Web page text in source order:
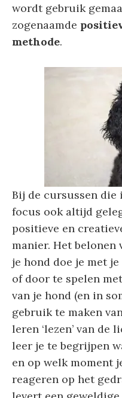
wordt gebruik
zogenaamde
methode.
Bij de cursussen die
focus ook altijd
positieve en
manier. Het belonen
je hond doe je met
of door te spelen
van je hond (en in
gebruik te maken
leren ‘lezen’ van de
leer je te begrijpen
en op welk moment
reageren op het